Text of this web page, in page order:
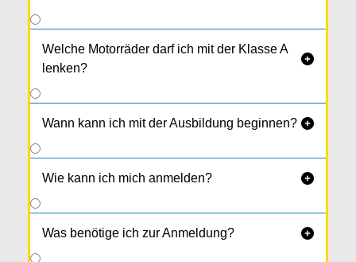
Welche Motorräder darf ich mit der Klasse A
lenken?

Wann kann ich mit der Ausbildung beginnen? 
Wie kann ich mich anmelden? 
Was benötige ich zur Anmeldung? 